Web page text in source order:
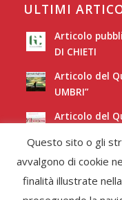
ULTIMI
Articolo
DI CHIETI
Articolo del
UMBRI”
Articolo del
Articolo del
Questo sito o gli
avvalgono di cookie
finalità illustrate